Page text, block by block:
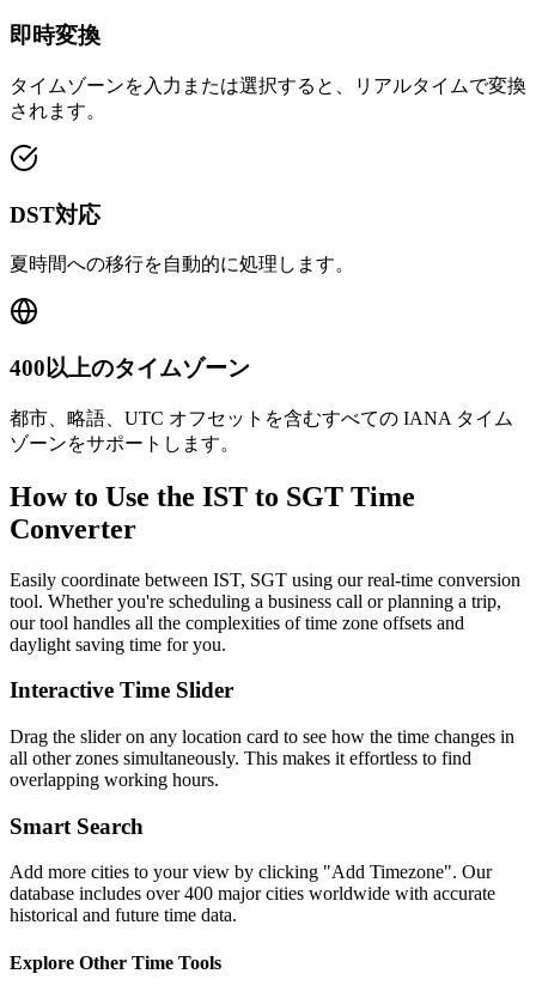
即時変換
タイムゾーンを入力または選択すると、リアルタイムで変換
されます。
DST対応
夏時間への移行を自動的に処理します。
400以上のタイムゾーン
都市、略語、UTC オフセットを含むすべての IANA タイム
ゾーンをサポートします。
How to Use the IST to SGT Time
Converter
Easily coordinate between IST, SGT using our real-time conversion
tool. Whether you're scheduling a business call or planning a trip,
our tool handles all the complexities of time zone offsets and
daylight saving time for you.
Interactive Time Slider
Drag the slider on any location card to see how the time changes in
all other zones simultaneously. This makes it effortless to find
overlapping working hours.
Smart Search
Add more cities to your view by clicking "Add Timezone". Our
database includes over 400 major cities worldwide with accurate
historical and future time data.
Explore Other Time Tools